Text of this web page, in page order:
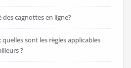
des cagnottes en ligne?
quelles sont les règles applicables
?